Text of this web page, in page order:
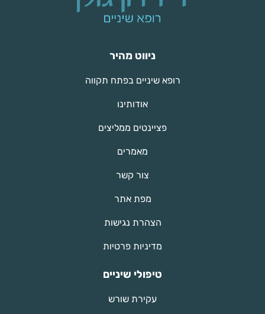
ניווט מהיר
רופא שיניים בפתח תקווה
אודותינו
פציינטים ממליצים
מאמרים
צור קשר
מפת אתר
הצהרת נגישות
מדיניות פרטיות
טיפולי שיניים
עקירת שורש